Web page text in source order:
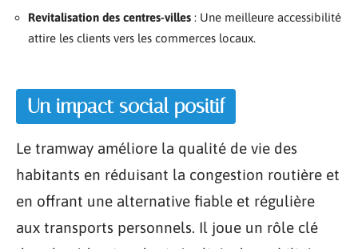
Revitalisation des centres-villes : Une meilleure accessibilité
attire les clients vers les commerces locaux.
Un impact social positif
Le tramway améliore la qualité de vie des
habitants en réduisant la congestion routière et
en offrant une alternative fiable et régulière
aux transports personnels. Il joue un rôle clé